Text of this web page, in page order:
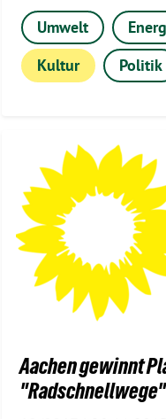
Umwelt
Kultur
Politik
Aachen gewinnt
"Radschnellwege"